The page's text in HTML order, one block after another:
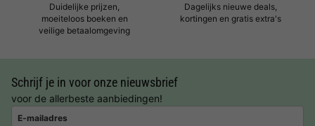
Duidelijke prijzen,
moeiteloos boeken en
veilige betaalomgeving
Dagelijks nieuwe deals,
kortingen en gratis extra's
Schrijf je in voor onze nieuwsbrief
voor de allerbeste aanbiedingen!
E-mailadres